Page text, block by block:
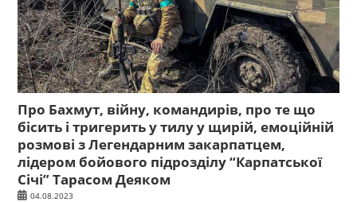
Про Бахмут, війну, командирів, про те що
бісить і тригерить у тилу у щирій, емоційній
розмові з Легендарним закарпатцем,
лідером бойового підрозділу “Карпатської
Січі” Тарасом Деяком
04.08.2023